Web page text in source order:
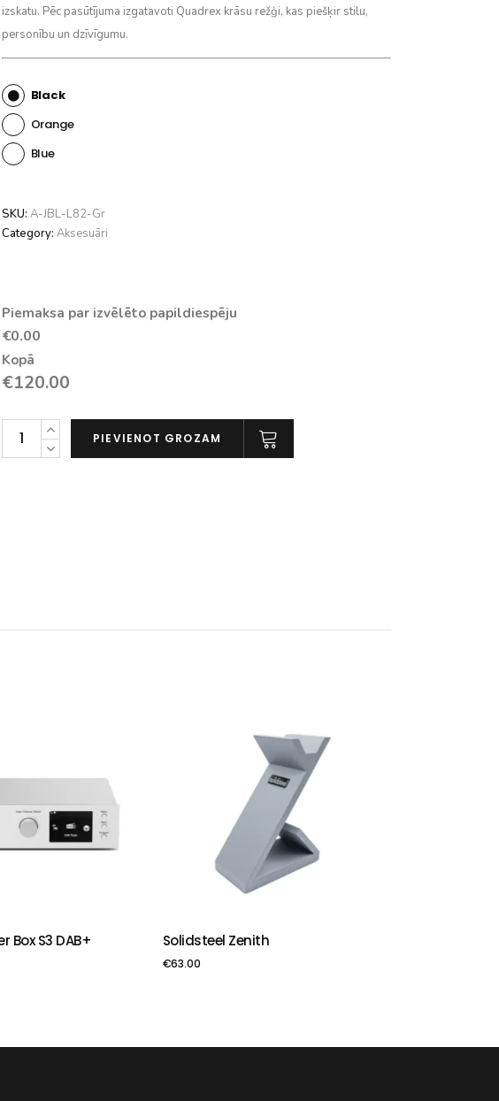
izskatu. Pēc pasūtījuma izgatavoti Quadrex krāsu režģi, kas piešķir stilu,
personību un dzīvīgumu.
Black
Orange
Blue
SKU: A-JBL-L82-Gr
Category: Aksesuāri
Piemaksa par izvēlēto papildiespēju
€0.00
Kopā
€120.00
JBL
PIEVIENOT GROZAM
Box S3 DAB+ PIEVIENOT GROZAM
Solidsteel Zenith
€63.00